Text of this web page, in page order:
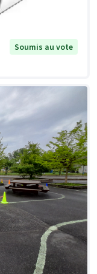
Soumis au vote